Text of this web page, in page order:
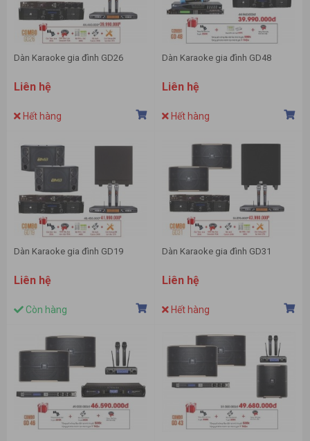
Dàn Karaoke gia đình GD26
Liên hệ
Hết hàng
Dàn Karaoke gia đình GD48
Liên hệ
Hết hàng
Dàn Karaoke gia đình GD19
Liên hệ
Còn hàng
Dàn Karaoke gia đình GD31
Liên hệ
Hết hàng